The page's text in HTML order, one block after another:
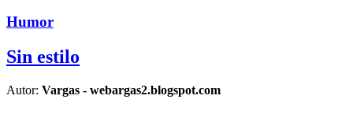
Humor
Sin estilo
Autor: Vargas - webargas2.blogspot.com